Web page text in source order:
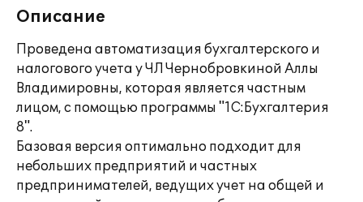
Описание
Проведена автоматизация бухгалтерского и
налогового учета у ЧЛ Чернобровкиной Аллы
Владимировны, которая является частным
лицом, с помощью программы "1С:Бухгалтерия
8".
Базовая версия оптимально подходит для
небольших предприятий и частных
предпринимателей, ведущих учет на общей и